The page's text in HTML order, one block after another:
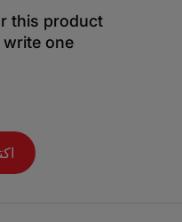
this product.
one!